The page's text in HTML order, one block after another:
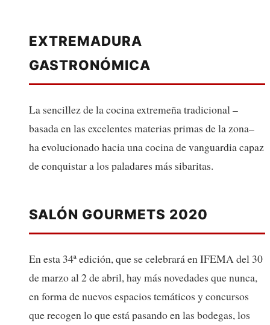
EXTREMADURA
GASTRONÓMICA
La sencillez de la cocina extremeña tradicional –
basada en las excelentes materias primas de la zona–
ha evolucionado hacia una cocina de vanguardia capaz
de conquistar a los paladares más sibaritas.
SALÓN GOURMETS 2020
En esta 34ª edición, que se celebrará en IFEMA del 30
de marzo al 2 de abril, hay más novedades que nunca,
en forma de nuevos espacios temáticos y concursos
que recogen lo que está pasando en las bodegas, los